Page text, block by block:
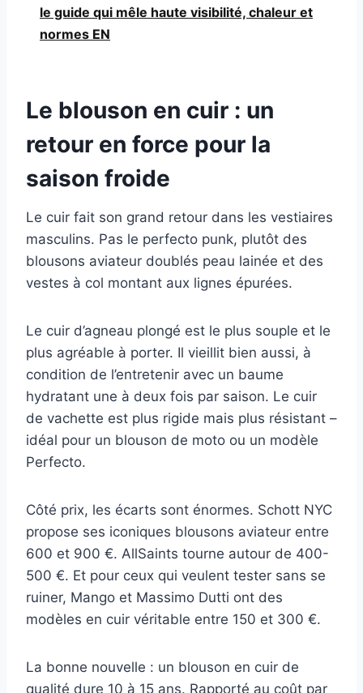
le guide qui mêle haute visibilité, chaleur et
normes EN
Le blouson en cuir : un
retour en force pour la
saison froide
Le cuir fait son grand retour dans les vestiaires
masculins. Pas le perfecto punk, plutôt des
blousons aviateur doublés peau lainée et des
vestes à col montant aux lignes épurées.
Le cuir d’agneau plongé est le plus souple et le
plus agréable à porter. Il vieillit bien aussi, à
condition de l’entretenir avec un baume
hydratant une à deux fois par saison. Le cuir
de vachette est plus rigide mais plus résistant –
idéal pour un blouson de moto ou un modèle
Perfecto.
Côté prix, les écarts sont énormes. Schott NYC
propose ses iconiques blousons aviateur entre
600 et 900 €. AllSaints tourne autour de 400-
500 €. Et pour ceux qui veulent tester sans se
ruiner, Mango et Massimo Dutti ont des
modèles en cuir véritable entre 150 et 300 €.
La bonne nouvelle : un blouson en cuir de
qualité dure 10 à 15 ans. Rapporté au coût par